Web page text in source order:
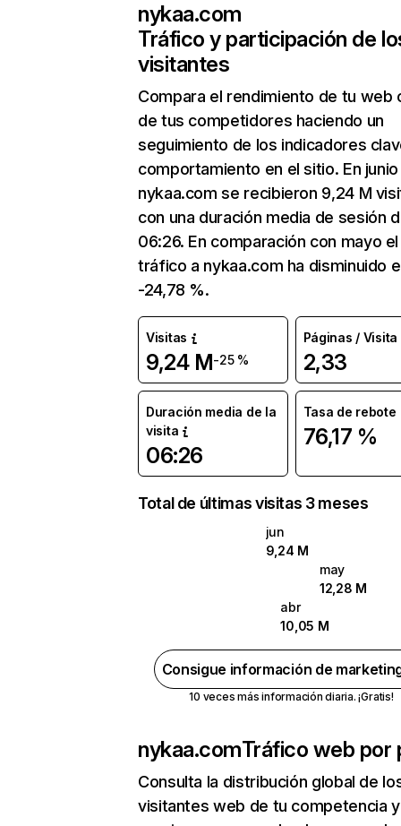
nykaa.com
Tráfico y participación de
visitantes
Compara el rendimiento de tu web
de tus competidores haciendo un
seguimiento de los indicadores
comportamiento en el sitio. En junio
nykaa.com se recibieron 9,24 M
con una duración media de sesión
06:26. En comparación con mayo el
tráfico a nykaa.com ha disminuido
-24,78 %.
Visitas
9,24 M-25 %
Páginas / Visita
2,33
Duración media de la
visita
06:26
Tasa de rebote
76,17 %
Total de últimas visitas 3 meses
jun
9,24 M
may
12,28 M
abr
10,05 M
Consigue información de
10 veces más información diaria. ¡Gratis!
nykaa.comTráfico web por
Consulta la distribución global de
visitantes web de tu competencia y